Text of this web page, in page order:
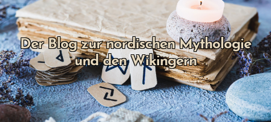
Der Blog zur nordischen Mythologie
und den Wikingern